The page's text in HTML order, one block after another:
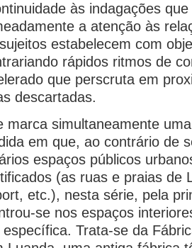
às indagações
a atenção às
estabelecem com
rápidos ritmos de
que perscruta em
descartadas.
marca simultaneamente
em que, ao contrário de
espaços públicos
(as ruas e praias de
etc.), nesta série, pela
se nos espaços
Trata-se da